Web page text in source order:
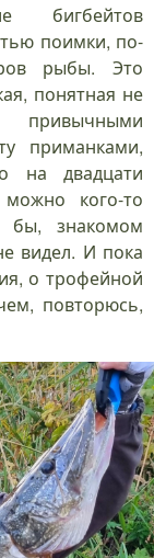
бигбейтов
поимки, по-
рыбы. Это
понятная не
приманками,
на двадцати
кого-то
знакомом
видел. И пока
о трофейной
повторюсь,